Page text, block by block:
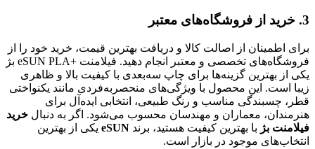
3. خرید از فروشگاه‌های معتبر
برای اطمینان از اصالت کالا و دریافت بهترین قیمت، خرید خود را از
فروشگاه‌های تخصصی و معتبر انجام دهید. فیلامنت +eSUN PLA بژ
یکی از بهترین گزینه‌ها برای چاپ سه‌بعدی با کیفیت بالا و ظاهری
زیبا است. این محصول با ویژگی‌های منحصربه‌فردی مانند یکنواختی
قطر، چسبندگی مناسب و رنگ طبیعی، انتخابی ایده‌آل برای
هنرمندان، معماران و مهندسان محسوب می‌شود. اگر به دنبال خرید
فیلامنت بژ با بهترین کیفیت هستید، برند eSUN یکی از بهترین
انتخاب‌های موجود در بازار است.